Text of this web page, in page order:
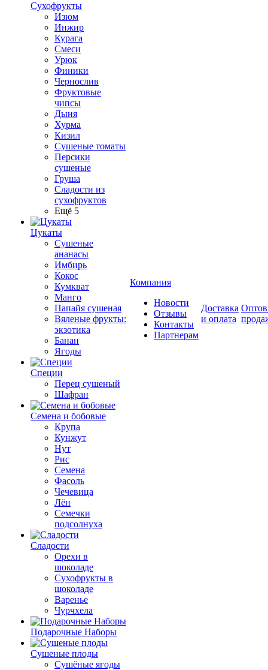
Сухофрукты
Изюм
Инжир
Курага
Смеси
Урюк
Финики
Чернослив
Фруктовые
чипсы
Дыня
Хурма
Кизил
Сушеные томаты
Персики
сушеные
Груша
Сладости из
сухофруктов
Ещё 5
Цукаты
Cушеные
ананасы
Имбирь
Кокос
Кумкват
Манго
Папайя сушеная
Вяленые фрукты:
экзотика
Банан
Ягоды
Специи
Перец сушеный
Шафран
Семена и бобовые
Крупа
Кунжут
Нут
Рис
Семена
Фасоль
Чечевица
Лён
Семечки
подсолнуха
Сладости
Орехи в
шоколаде
Сухофрукты в
шоколаде
Варенье
Чурчхела
Подарочные Наборы
Cушеные плоды
Сушёные ягоды
Компания
Новости
Отзывы
Контакты
Партнерам
Доставка
и оплата